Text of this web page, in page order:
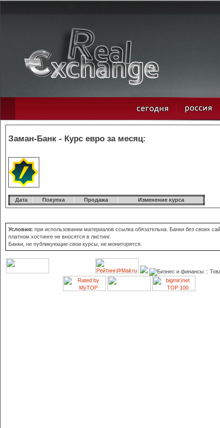
Заман-Банк - Курс евро за месяц:
Дата Покупка Продажа Изменение курса
Условия: при использовании материалов ссылка обязательна. Банки без своих
платном хостинге не вносятся в листинг.
Банки, не публикующие свои курсы, не мониторятся.